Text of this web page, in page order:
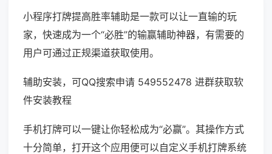
小程序打牌提高胜率辅助是一款可以让一直输的玩
家，快速成为一个“必胜”的输赢辅助神器，有需要的
用户可通过正规渠道获取使用。
辅助安装，可QQ搜索申请 549552478 进群获取软
件安装教程
手机打牌可以一键让你轻松成为“必赢”。其操作方式
十分简单，打开这个应用便可以自定义手机打牌系统